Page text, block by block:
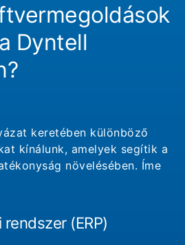
Dyntell
keretében különböző
kínálunk, amelyek segítik a
növelésében. Íme
(ERP)